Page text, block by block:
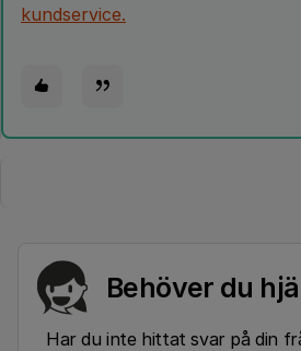
kundservice.
Behöver du
Har du inte hittat svar på din